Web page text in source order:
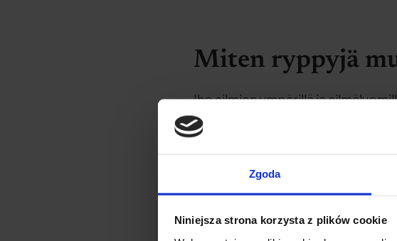
Zgoda
Niniejsza strona korzysta z plików cookie
Miten ryppyjä
Iho silmien ympärillä ja
jälkeen elimistön luonnollinen
ovat vastuussa ihon rakenteen
Lisäksi tämä aluetoimiimelko